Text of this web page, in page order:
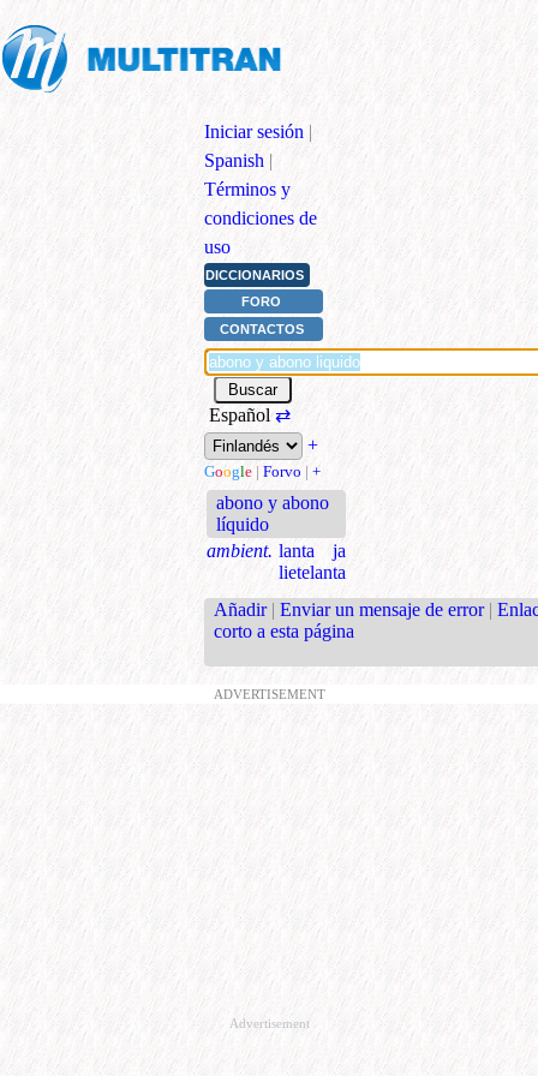
Iniciar sesión |
Spanish |
Términos y
condiciones de
uso
DICCIONARIOS
FORO
CONTACTOS
Español ⇄
+
Google | Forvo | +
abono y abono
líquido
ambient. lanta ja
lietelanta
Añadir | Enviar un mensaje de error |
corto a esta página
ADVERTISEMENT
Advertisement